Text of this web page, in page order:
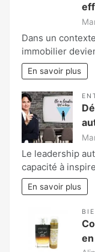
Dans un
immobilier
En savoir plus
Le leadership
capacité à
En savoir plus